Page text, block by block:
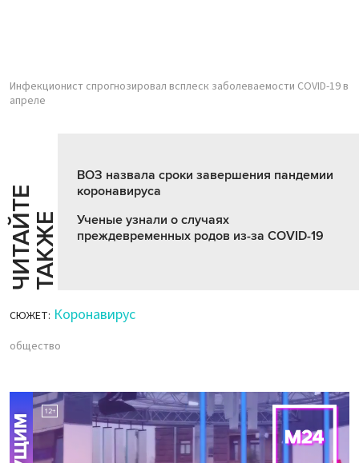
Инфекционист спрогнозировал всплеск заболеваемости COVID-19 в
апреле
Ч
И
Т
АЙ
Т
Е
Т
А
К
ЖЕ
ВОЗ назвала сроки завершения пандемии
коронавируса
Ученые узнали о случаях
преждевременных родов из-за COVID-19
СЮЖЕТ: Коронавирус
общество